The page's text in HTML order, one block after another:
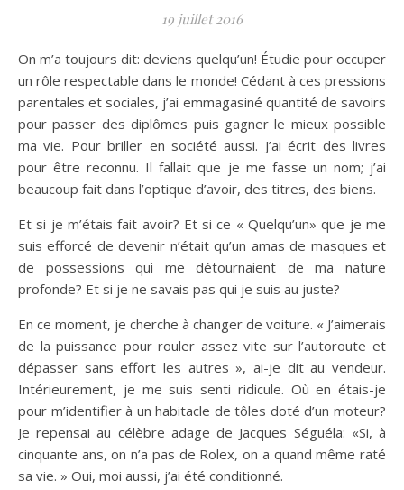
19 juillet 2016
On m’a toujours dit: deviens quelqu’un! Étudie pour occuper
un rôle respectable dans le monde! Cédant à ces pressions
parentales et sociales, j’ai emmagasiné quantité de savoirs
pour passer des diplômes puis gagner le mieux possible
ma vie. Pour briller en société aussi. J’ai écrit des livres
pour être reconnu. Il fallait que je me fasse un nom; j’ai
beaucoup fait dans l’optique d’avoir, des titres, des biens.
Et si je m’étais fait avoir? Et si ce « Quelqu’un» que je me
suis efforcé de devenir n’était qu’un amas de masques et
de possessions qui me détournaient de ma nature
profonde? Et si je ne savais pas qui je suis au juste?
En ce moment, je cherche à changer de voiture. « J’aimerais
de la puissance pour rouler assez vite sur l’autoroute et
dépasser sans effort les autres », ai-je dit au vendeur.
Intérieurement, je me suis senti ridicule. Où en étais-je
pour m’identifier à un habitacle de tôles doté d’un moteur?
Je repensai au célèbre adage de Jacques Séguéla: «Si, à
cinquante ans, on n’a pas de Rolex, on a quand même raté
sa vie. » Oui, moi aussi, j’ai été conditionné.